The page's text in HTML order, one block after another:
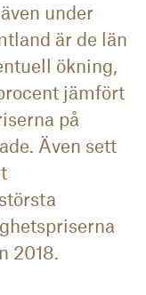
under
är de län
ökning,
jämfört
på
Även sett
2018.